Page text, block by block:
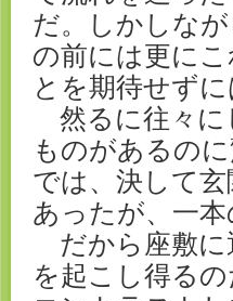
だ。しかしな
の前には更に
とを期待せずに
然るに往々に
ものがあるの
では、決して
あったが、一
だから座敷に
を起こし得る